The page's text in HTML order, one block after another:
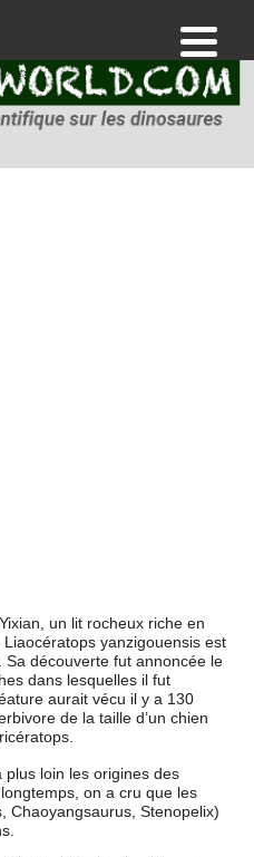
un lit rocheux riche en
yanzigouensis est
découverte fut annoncée le
dans lesquelles il fut
aurait vécu il y a 130
de la taille d’un chien
loin les origines des
on a cru que les
Chaoyangsaurus, Stenopelix)